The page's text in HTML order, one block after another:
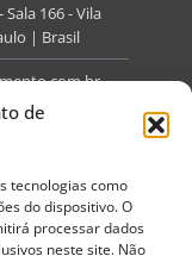
de
tecnologias como
do dispositivo. O
processar dados
neste site. Não
166 - Vila
| Brasil